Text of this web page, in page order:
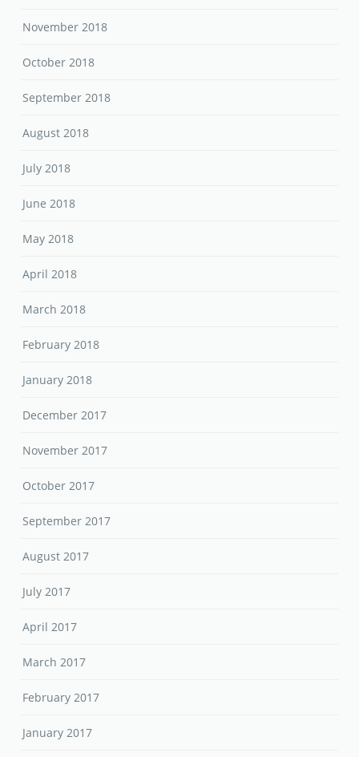
November 2018
October 2018
September 2018
August 2018
July 2018
June 2018
May 2018
April 2018
March 2018
February 2018
January 2018
December 2017
November 2017
October 2017
September 2017
August 2017
July 2017
April 2017
March 2017
February 2017
January 2017